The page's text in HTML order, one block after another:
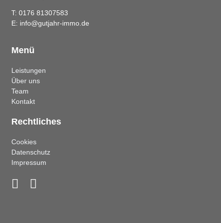
T: 0176 81307583
E: info@gutjahr-immo.de
Menü
Leistungen
Über uns
Team
Kontakt
Rechtliches
Cookies
Datenschutz
Impressum